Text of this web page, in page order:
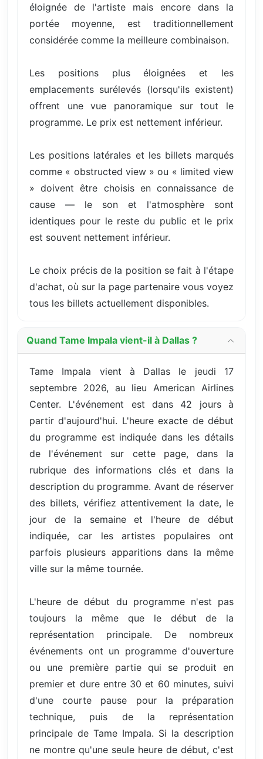
éloignée de l'artiste mais encore dans la
portée moyenne, est traditionnellement
considérée comme la meilleure combinaison.
Les positions plus éloignées et les
emplacements surélevés (lorsqu'ils existent)
offrent une vue panoramique sur tout le
programme. Le prix est nettement inférieur.
Les positions latérales et les billets marqués
comme « obstructed view » ou « limited view
» doivent être choisis en connaissance de
cause — le son et l'atmosphère sont
identiques pour le reste du public et le prix
est souvent nettement inférieur.
Le choix précis de la position se fait à l'étape
d'achat, où sur la page partenaire vous voyez
tous les billets actuellement disponibles.
Quand Tame Impala vient-il à Dallas ?
Tame Impala vient à Dallas le jeudi 17
septembre 2026, au lieu American Airlines
Center. L'événement est dans 42 jours à
partir d'aujourd'hui. L'heure exacte de début
du programme est indiquée dans les détails
de l'événement sur cette page, dans la
rubrique des informations clés et dans la
description du programme. Avant de réserver
des billets, vérifiez attentivement la date, le
jour de la semaine et l'heure de début
indiquée, car les artistes populaires ont
parfois plusieurs apparitions dans la même
ville sur la même tournée.
L'heure de début du programme n'est pas
toujours la même que le début de la
représentation principale. De nombreux
événements ont un programme d'ouverture
ou une première partie qui se produit en
premier et dure entre 30 et 60 minutes, suivi
d'une courte pause pour la préparation
technique, puis de la représentation
principale de Tame Impala. Si la description
ne montre qu'une seule heure de début, c'est